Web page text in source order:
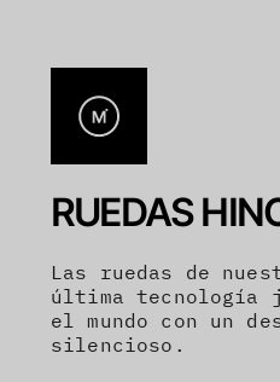
RUEDAS
Las ruedas de
última tecnología
el mundo con un
silencioso.